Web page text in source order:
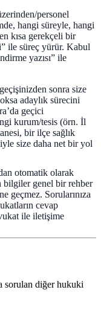
personel
hangi süreyle, hangi
kısa gerekçeli bir
ile süreç yürür. Kabul
yazısı” ile
sonra size
adaylık sürecini
geçici
kurum/tesis (örn. İl
bir ilçe sağlık
size daha net bir yol
otomatik olarak
bilgiler genel bir rehber
geçmez. Sorularınıza
cevap
ile iletişime
sorulan diğer hukuki